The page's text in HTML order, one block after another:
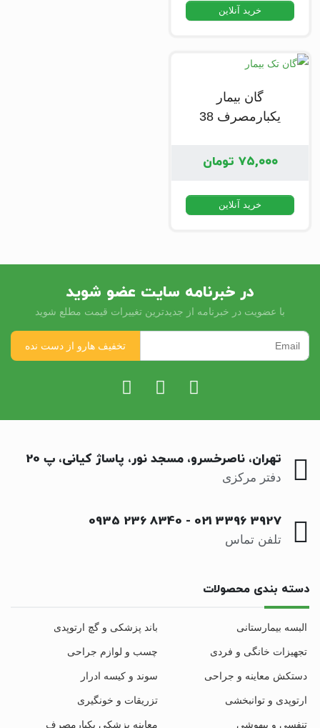
خرید آنلاین
گان بیمار
یکبارمصرف 38
۷۵,۰۰۰ تومان
خرید آنلاین
در خبرنامه سایت عضو شوید
با عضویت در خبرنامه از جدیدترین تغییرات قیمت مطلع شوید
تهران، ناصرخسرو، مسجد نور، پاساژ کیانی، پ 20
دفتر مرکزی
021 3396 3927
-
0935 236 8340
تلفن تماس
دسته بندی محصولات
البسه بیمارستانی باند پزشکی و گچ ارتوپدی
تجهیزات خانگی و فردی چسب و لوازم جراحی
دستکش معاینه و جراحی سوند و کیسه ادرار
ارتوپدی و توانبخشی تزریقات و خونگیری
تنفسی و بیهوشی معاینه پزشکی یکبارمصرف